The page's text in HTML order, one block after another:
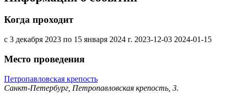
Когда проходит
с 3 декабря 2023 по 15 января 2024 г. 2023-12-03 2024-01-15
Место проведения
Петропавловская крепость
Санкт-Петербург, Петропавловская крепость, 3.